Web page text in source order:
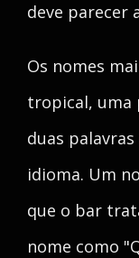
deve parecer
Os nomes
tropical, uma
duas
idioma. Um
que o bar
nome como